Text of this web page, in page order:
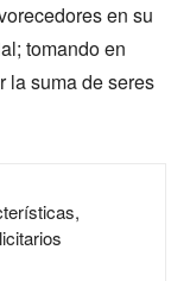
en su
tomando en
la suma de seres